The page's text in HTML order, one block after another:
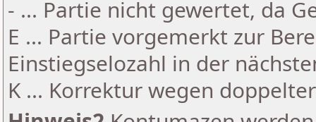
- ... Partie nicht gewertet, da
E ... Partie vorgemerkt zur
Einstiegselozahl in der
K ... Korrektur wegen